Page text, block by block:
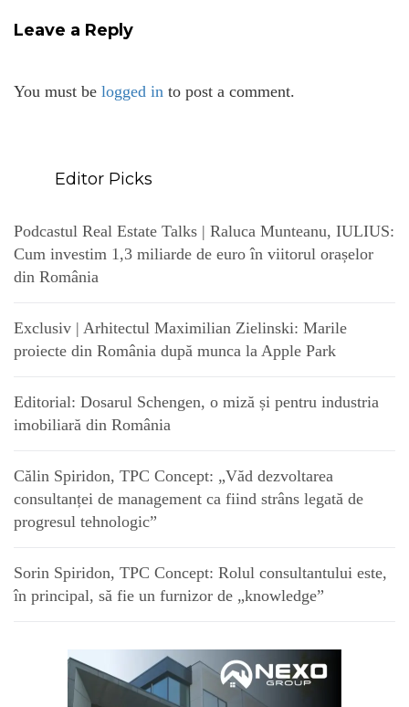
Leave a Reply
You must be logged in to post a comment.
Editor Picks
Podcastul Real Estate Talks | Raluca Munteanu, IULIUS:
Cum investim 1,3 miliarde de euro în viitorul orașelor
din România
Exclusiv | Arhitectul Maximilian Zielinski: Marile
proiecte din România după munca la Apple Park
Editorial: Dosarul Schengen, o miză și pentru industria
imobiliară din România
Călin Spiridon, TPC Concept: „Văd dezvoltarea
consultanței de management ca fiind strâns legată de
progresul tehnologic”
Sorin Spiridon, TPC Concept: Rolul consultantului este,
în principal, să fie un furnizor de „knowledge”